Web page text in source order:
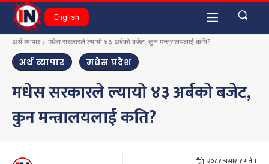
English
अर्थ व्यापार मधेस सरकारले ल्यायो ४३ अर्बको बजेट, कुन मन्त्रालयलाई कति?
अर्थ व्यापार मधेस प्रदेश
मधेस सरकारले ल्यायो ४३ अर्बको बजेट,
कुन मन्त्रालयलाई कति?
२०८१ असार १ गते ।